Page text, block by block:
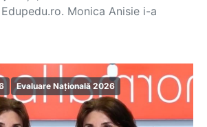
Monica Anisie i-a
Evaluare Națională 2026